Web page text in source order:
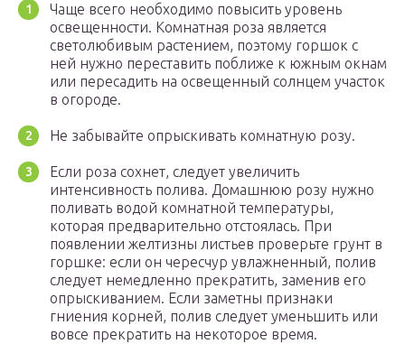
Чаще всего необходимо повысить уровень
освещенности. Комнатная роза является
светолюбивым растением, поэтому горшок с
ней нужно переставить поближе к южным окнам
или пересадить на освещенный солнцем участок
в огороде.
Не забывайте опрыскивать комнатную розу.
Если роза сохнет, следует увеличить
интенсивность полива. Домашнюю розу нужно
поливать водой комнатной температуры,
которая предварительно отстоялась. При
появлении желтизны листьев проверьте грунт в
горшке: если он чересчур увлажненный, полив
следует немедленно прекратить, заменив его
опрыскиванием. Если заметны признаки
гниения корней, полив следует уменьшить или
вовсе прекратить на некоторое время.